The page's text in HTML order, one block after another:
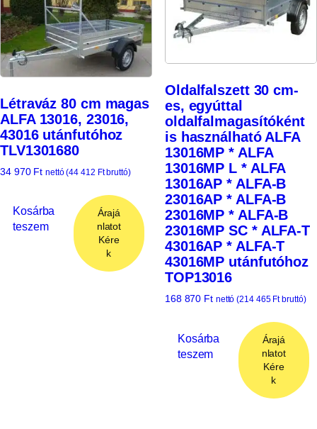
Létraváz 80 cm magas
ALFA 13016, 23016,
43016 utánfutóhoz
TLV1301680
34 970 Ft nettó (44 412 Ftbruttó)
Kosárba
teszem
Árajá
nlatot
Kére
k
Oldalfalszett 30 cm-
es, egyúttal
oldalfalmagasítóként
is használható ALFA
13016MP * ALFA
13016MP L * ALFA
13016AP * ALFA-B
23016AP * ALFA-B
23016MP * ALFA-B
23016MP SC * ALFA-T
43016AP * ALFA-T
43016MP utánfutóhoz
TOP13016
168 870 Ft nettó (214 465 Ftbruttó)
Kosárba
teszem
Árajá
nlatot
Kére
k